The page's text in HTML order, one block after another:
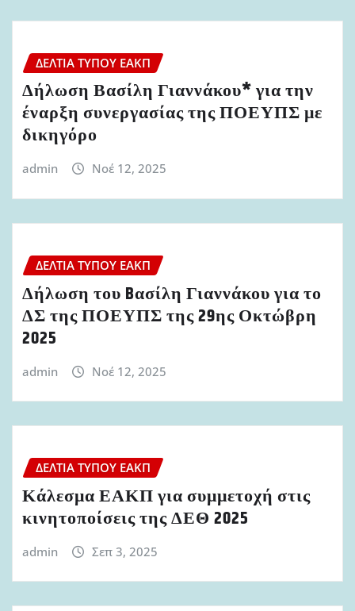
ΔΕΛΤΊΑ ΤΎΠΟΥ ΕΑΚΠ
Δήλωση Βασίλη Γιαννάκου* για την
έναρξη συνεργασίας της ΠΟΕΥΠΣ με
δικηγόρο
admin Νοέ 12, 2025
ΔΕΛΤΊΑ ΤΎΠΟΥ ΕΑΚΠ
Δήλωση του Bασίλη Γιαννάκου για το
ΔΣ της ΠΟΕΥΠΣ της 29ης Οκτώβρη
2025
admin Νοέ 12, 2025
ΔΕΛΤΊΑ ΤΎΠΟΥ ΕΑΚΠ
Κάλεσμα ΕΑΚΠ για συμμετοχή στις
κινητοποίσεις της ΔΕΘ 2025
admin Σεπ 3, 2025